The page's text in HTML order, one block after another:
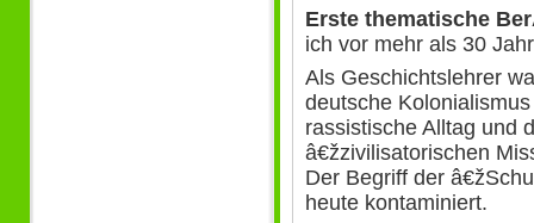
Erste thematische
ich vor mehr als 30
Als Geschichtslehrer
deutsche
rassistische Alltag und
â€žzivilisatorischen
Der Begriff der
heute kontaminiert.